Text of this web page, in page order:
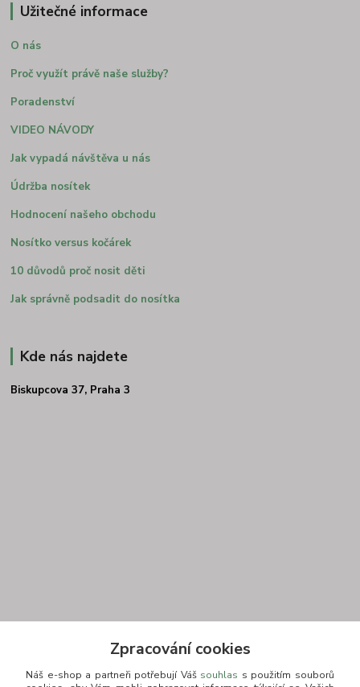
Užitečné informace
O nás
Proč využít právě naše služby?
Poradenství
VIDEO NÁVODY
Jak vypadá návštěva u nás
Údržba nosítek
Hodnocení našeho obchodu
Nosítko versus kočárek
10 důvodů proč nosit děti
Jak správně podsadit do nosítka
Kde nás najdete
Biskupcova 37, Praha 3
Zpracování cookies
Náš e-shop a partneři potřebují Váš souhlas s použitím souborů